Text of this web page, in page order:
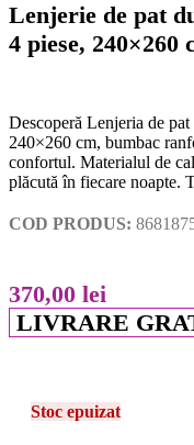
Lenjerie de pat
4 piese, 240×260
Descoperă Lenjeria de
240×260 cm, bumbac
confortul. Materialul de
plăcută în fiecare noapte.
COD PRODUS:
370,00 lei
LIVRARE
Stoc epuizat